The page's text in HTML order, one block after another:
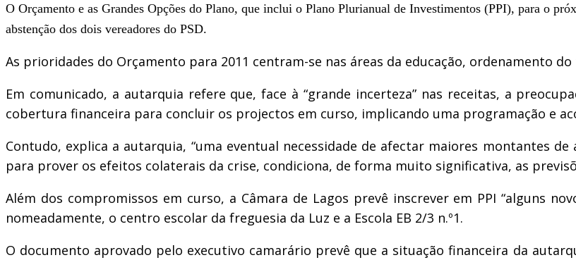
O Orçamento e as Grandes Opções do Plano, que inclui o Plano Plurianual de Investimentos (PPI), para o
abstenção dos dois vereadores do PSD.
As prioridades do Orçamento para 2011 centram-se nas áreas da educação, ordenamento
Em comunicado, a autarquia refere que, face à “grande incerteza” nas receitas, a
cobertura financeira para concluir os projectos em curso, implicando uma programação e
Contudo, explica a autarquia, “uma eventual necessidade de afectar maiores montantes
para prover os efeitos colaterais da crise, condiciona, de forma muito significativa, as
Além dos compromissos em curso, a Câmara de Lagos prevê inscrever em PPI “alguns
nomeadamente, o centro escolar da freguesia da Luz e a Escola EB 2/3 n.º1.
O documento aprovado pelo executivo camarário prevê que a situação financeira da